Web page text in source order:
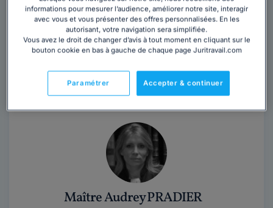
Contacter cet avocat
Maître Jérôme PONS est avocat à Brive-La-Gaillard
depuis 2012, ses activités principales concernent le
droit pénal, le droit de la famille,...Lire la suite
Maître Audrey PRADIER
informations pour mesurer l’audience, améliorer notre site, interagir
avec vous et vous présenter des offres personnalisées. En les
autorisant, votre navigation sera simplifiée.
Vous avez le droit de changer d’avis à tout moment en cliquant sur le
bouton cookie en bas à gauche de chaque page Juritravail.com
Accepter & continuer
Paramétrer